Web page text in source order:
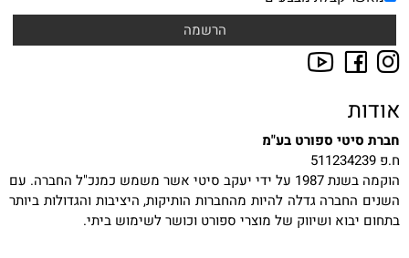
אודות
חברת סיטי ספורט בע"מ
ח.פ 511234239
הוקמה בשנת 1987 על ידי יעקב סיטי אשר משמש כמנכ"ל החברה. עם
השנים החברה גדלה להיות מהחברות הותיקות, היציבות והגדולות ביותר
בתחום יבוא ושיווק של מוצרי ספורט וכושר לשימוש ביתי.